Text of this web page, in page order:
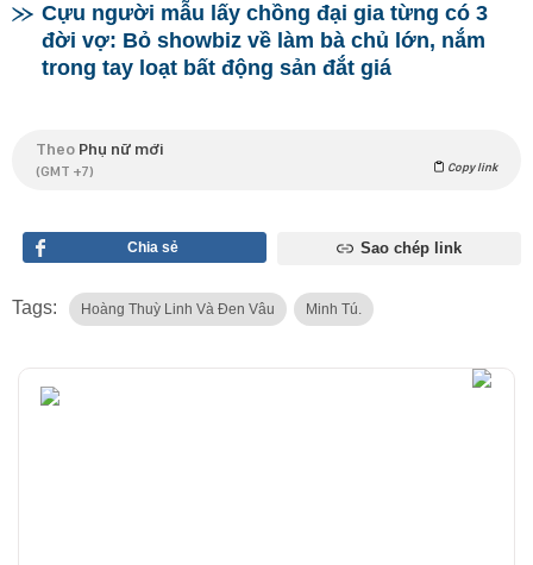
Cựu người mẫu lấy chồng đại gia từng có 3
đời vợ: Bỏ showbiz về làm bà chủ lớn, nắm
trong tay loạt bất động sản đắt giá
Theo Phụ nữ mới
(GMT +7) Copy link
Chia sẻ Sao chép link
Tags: Hoàng Thuỳ Linh Và Đen Vâu Minh Tú.